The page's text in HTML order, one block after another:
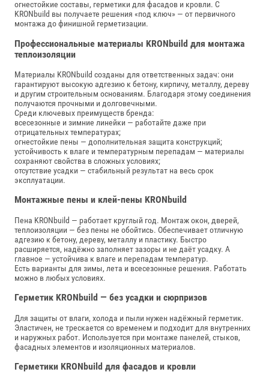
огнестойкие составы, герметики для фасадов и кровли. С
KRONbuild вы получаете решения «под ключ» — от первичного
монтажа до финишной герметизации.
Профессиональные материалы KRONbuild для монтажа
теплоизоляции
Материалы KRONbuild созданы для ответственных задач: они
гарантируют высокую адгезию к бетону, кирпичу, металлу, дереву
и другим строительным основаниям. Благодаря этому соединения
получаются прочными и долговечными.
Среди ключевых преимуществ бренда:
всесезонные и зимние линейки — работайте даже при
отрицательных температурах;
огнестойкие пены — дополнительная защита конструкций;
устойчивость к влаге и температурным перепадам — материалы
сохраняют свойства в сложных условиях;
отсутствие усадки — стабильный результат на весь срок
эксплуатации.
Монтажные пены и клей‑пены KRONbuild
Пена KRONbuild — работает круглый год. Монтаж окон, дверей,
теплоизоляции — без пены не обойтись. Обеспечивает отличную
адгезию к бетону, дереву, металлу и пластику. Быстро
расширяется, надёжно заполняет зазоры и не даёт усадку. А
главное — устойчива к влаге и перепадам температур.
Есть варианты для зимы, лета и всесезонные решения. Работать
можно в любых условиях.
Герметик KRONbuild — без усадки и сюрпризов
Для защиты от влаги, холода и пыли нужен надёжный герметик.
Эластичен, не трескается со временем и подходит для внутренних
и наружных работ. Используется при монтаже панелей, стыков,
фасадных элементов и изоляционных материалов.
Герметики KRONbuild для фасадов и кровли